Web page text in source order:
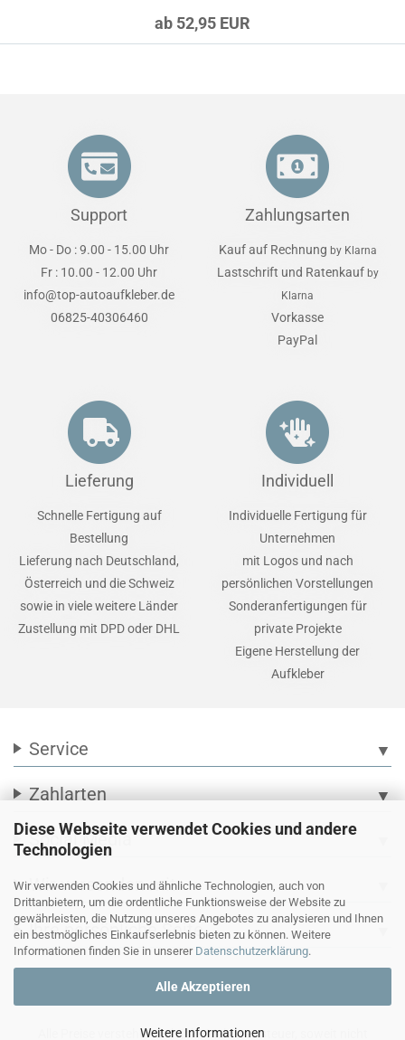
Diese Webseite verwendet Cookies und andere
Technologien
Wir verwenden Cookies und ähnliche Technologien, auch von
Drittanbietern, um die ordentliche Funktionsweise der Website zu
gewährleisten, die Nutzung unseres Angebotes zu analysieren und Ihnen
ein bestmögliches Einkaufserlebnis bieten zu können. Weitere
Informationen finden Sie in unserer Datenschutzerklärung.
Alle Akzeptieren
Weitere Informationen
ab 52,95 EUR
Support
Mo - Do : 9.00 - 15.00 Uhr
Fr : 10.00 - 12.00 Uhr
info@top-autoaufkleber.de
06825-40306460
Zahlungsarten
Kauf auf Rechnung by Klarna
Lastschrift und Ratenkauf by
Klarna
Vorkasse
PayPal
Lieferung
Schnelle Fertigung auf
Bestellung
Lieferung nach Deutschland,
Österreich und die Schweiz
sowie in viele weitere Länder
Zustellung mit DPD oder DHL
Individuell
Individuelle Fertigung für
Unternehmen
mit Logos und nach
persönlichen Vorstellungen
Sonderanfertigungen für
private Projekte
Eigene Herstellung der
Aufkleber
Service ▼
Zahlarten ▼
Social Media
Wir versenden mit
Ihre persönliche Seite
Alle Preise verstehen sich inkl. Mehrwertsteuer, soweit nicht